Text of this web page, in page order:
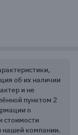
об их наличии
и не
пунктом 2
о
стоимости
нашей компании.